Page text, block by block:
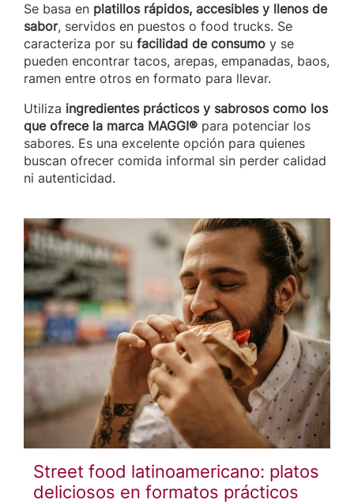
Se basa en platillos rápidos, accesibles y llenos de
sabor, servidos en puestos o food trucks. Se
caracteriza por su facilidad de consumo y se
pueden encontrar tacos, arepas, empanadas, baos,
ramen entre otros en formato para llevar.
Utiliza ingredientes prácticos y sabrosos como los
que ofrece la marca MAGGI® para potenciar los
sabores. Es una excelente opción para quienes
buscan ofrecer comida informal sin perder calidad
ni autenticidad.
Street food latinoamericano: platos
deliciosos en formatos prácticos